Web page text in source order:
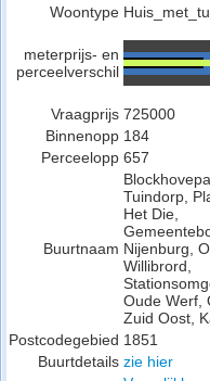
Woontype
meterprijs- en
perceelverschil
Vraagprijs 725000
Binnenopp 184
Perceelopp 657
Buurtnaam
Tuindorp,
Het Die,
Nijenburg,
Willibrord,
Oude Werf,
Zuid Oost,
Postcodegebied 1851
Buurtdetails zie hier